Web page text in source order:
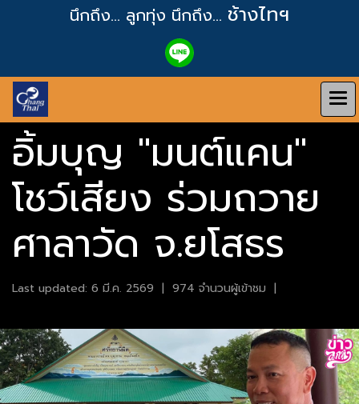
นึกถึง... ลูกทุ่ง นึกถึง... ช้างไทฯ
อิ้มบุญ "มนต์แคน"
โชว์เสียง ร่วมถวาย
ศาลาวัด จ.ยโสธร
Last updated: 6 มี.ค. 2569 | 974 จำนวนผู้เข้าชม |